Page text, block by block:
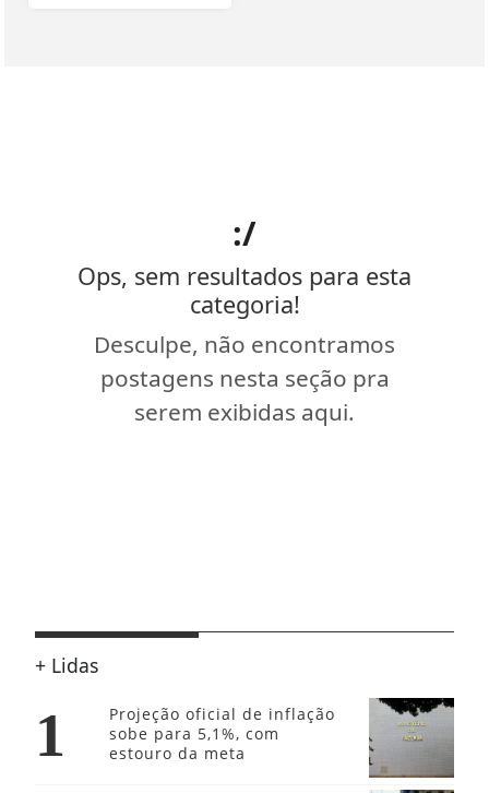
:/
Ops, sem resultados para esta
categoria!
Desculpe, não encontramos
postagens nesta seção pra
serem exibidas aqui.
+ Lidas
1
Projeção oficial de inflação
sobe para 5,1%, com
estouro da meta